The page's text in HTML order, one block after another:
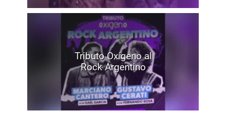
Tributo Oxígeno al
Rock Argentino